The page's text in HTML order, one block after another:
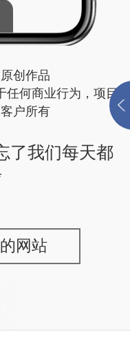
创作品
任何商业行为，项目
户所有
了我们每天都
网站